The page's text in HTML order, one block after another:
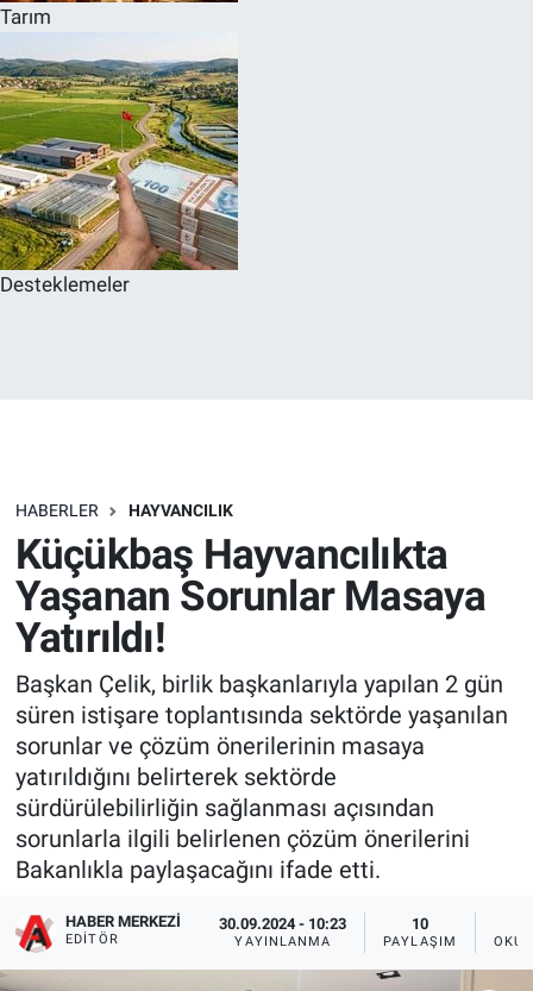
Tarım
Desteklemeler
HABERLER HAYVANCILIK
Küçükbaş Hayvancılıkta
Yaşanan Sorunlar Masaya
Yatırıldı!
Başkan Çelik, birlik başkanlarıyla yapılan 2 gün
süren istişare toplantısında sektörde yaşanılan
sorunlar ve çözüm önerilerinin masaya
yatırıldığını belirterek sektörde
sürdürülebilirliğin sağlanması açısından
sorunlarla ilgili belirlenen çözüm önerilerini
Bakanlıkla paylaşacağını ifade etti.
HABER MERKEZI
EDITÖR
30.09.2024 - 10:23
YAYINLANMA
10
PAYLAŞIM